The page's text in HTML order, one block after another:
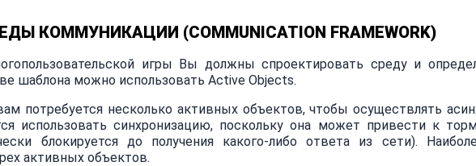
КОММУНИКАЦИИ (COMMUNICATION FRAMEWORK)
игры Вы должны спроектировать среду и
шаблона можно использовать Active Objects.
потребуется несколько активных объектов, чтобы осуществлять
использовать синхронизацию, поскольку она может привести к
блокируется до получения какого-либо ответа из сети).
активных объектов.